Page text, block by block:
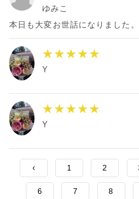
ゆみこ
本日も大変お世話になりました。
★★★★★
Y
★★★★★
Y
‹ 1 2
6 7 8